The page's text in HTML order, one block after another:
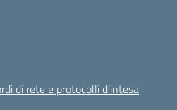
di rete e protocolli d’intesa